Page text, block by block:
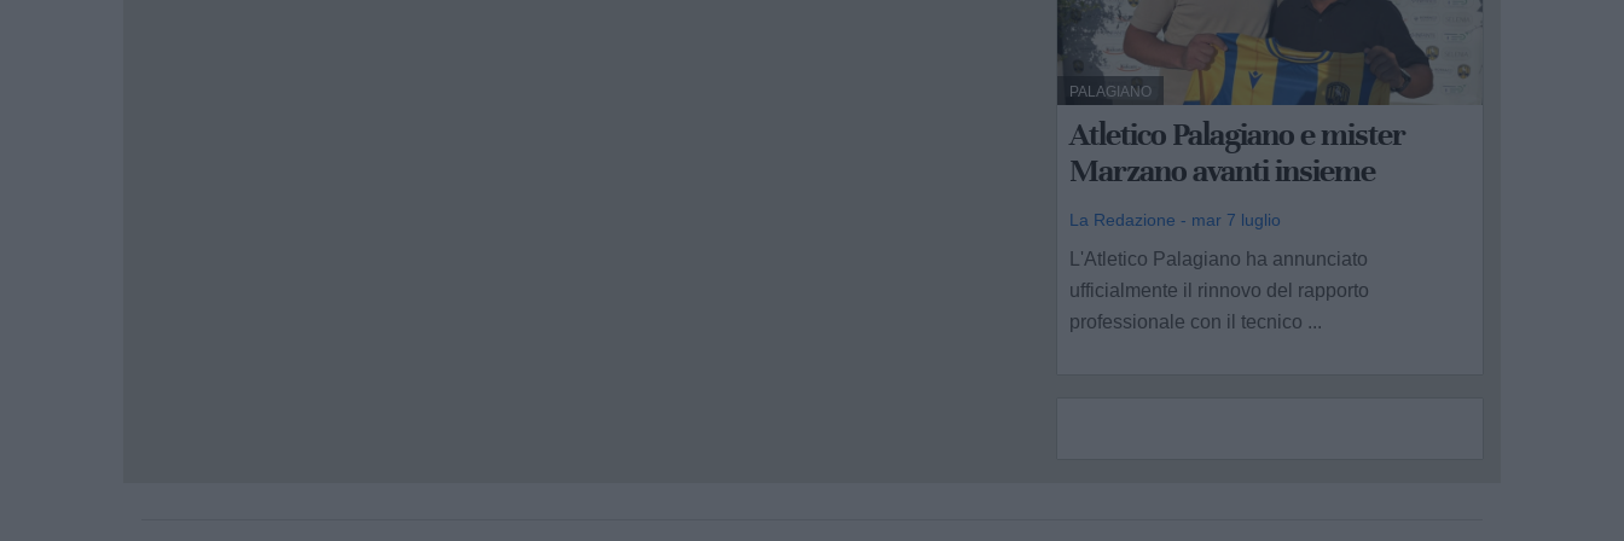
PALAGIANO
Atletico Palagiano e mister
Marzano avanti insieme
La Redazione - mar 7 luglio
L'Atletico Palagiano ha annunciato
ufficialmente il rinnovo del rapporto
professionale con il tecnico ...